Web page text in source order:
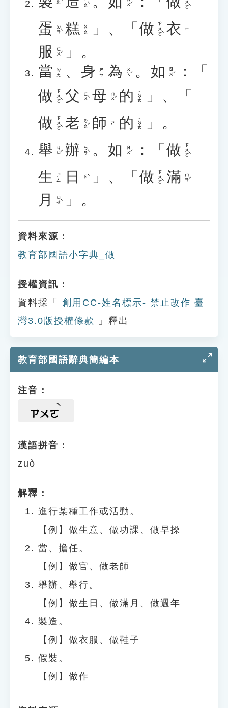
ㄓˋ ㄗㄠˋ ㄖㄨˊ
蛋 ㄉㄢˋ 糕 ㄍㄠ 」、「 做 ㄗㄨㄛˋ 衣 ㄧ
服 ㄈㄨˊ
」。
當 ㄉㄤ 、 身 ㄕㄣ 為 ㄨㄟˊ 。 如 ㄖㄨˊ
：「
做 ㄗㄨㄛˋ 父 ㄈㄨˋ 母 ㄇㄨˇ 的 ˙ㄉㄜ
」、「
做 ㄗㄨㄛˋ 老 ㄌㄠˇ 師 ㄕ 的 ˙ㄉㄜ
」。
舉 ㄐㄩˇ 辦 ㄅㄢˋ 。 如 ㄖㄨˊ ：「 做 ㄗㄨㄛˋ
生 ㄕㄥ 日 ㄖˋ 」、「 做 ㄗㄨㄛˋ 滿 ㄇㄢˇ
月 ㄩㄝˋ 」。
資料來源：
教育部國語小字典_做
授權資訊：
資料採「
創用CC-姓名標示- 禁止改作 臺
灣3.0版授權條款
」釋出
教育部國語辭典簡編本
注音：
ㄗㄨㄛ
漢語拼音：
zuò
解釋：
進行某種工作或活動。
【例】做生意、做功課、做早操
當、擔任。
【例】做官、做老師
舉辦、舉行。
【例】做生日、做滿月、做週年
製造。
【例】做衣服、做鞋子
假裝。
【例】做作